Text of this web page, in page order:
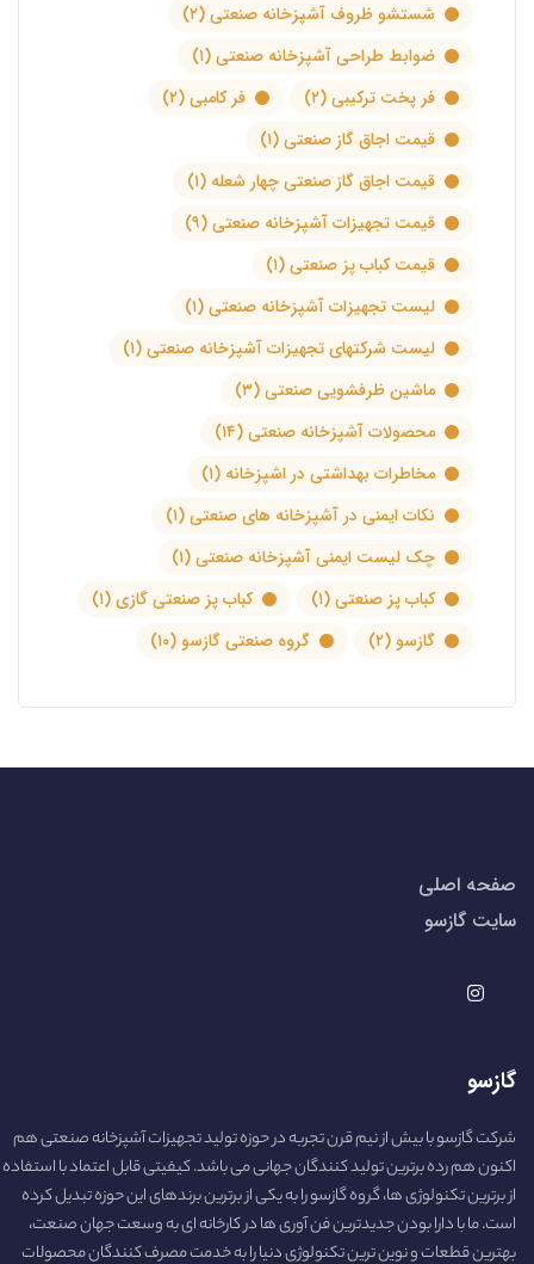
شستشو ظروف آشپزخانه صنعتی(۲)
ضوابط طراحی آشپزخانه صنعتی(۱)
فر پخت ترکیبی(۲) فر کامبی(۲)
قیمت اجاق گاز صنعتی(۱)
قیمت اجاق گاز صنعتی چهار شعله (۱)
قیمت تجهیزات آشپزخانه صنعتی(۹)
قیمت کباب پز صنعتی(۱)
لیست تجهیزات آشپزخانه صنعتی(۱)
لیست شرکتهای تجهیزات آشپزخانه صنعتی(۱)
ماشین ظرفشویی صنعتی(۳)
محصولات آشپزخانه صنعتی(۱۴)
مخاطرات بهداشتی در اشپزخانه (۱)
نکات ایمنی در آشپزخانه های صنعتی(۱)
چک لیست ایمنی آشپزخانه صنعتی(۱)
کباب پز صنعتی(۱) کباب پز صنعتی گازی(۱)
گازسو (۲) گروه صنعتی گازسو (۱۰)
صفحه اصلی
سایت گازسو
گازسو
شرکت گازسو با بیش از نیم قرن تجربه در حوزه تولید تجهیزات آشپزخانه صنعتی هم
اکنون هم رده برترین تولید کنندگان جهانی می باشد. کیفیتی قابل اعتماد با استفاده
از برترین تکنولوژی ها، گروه گازسو را به یکی از برترین برندهای این حوزه تبدیل کرده
است. ما با دارا بودن جدیدترین فن آوری ها در کارخانه ای به وسعت جهان صنعت،
بهترین قطعات و نوین ترین تکنولوژی دنیا را به خدمت مصرف کنندگان محصولات